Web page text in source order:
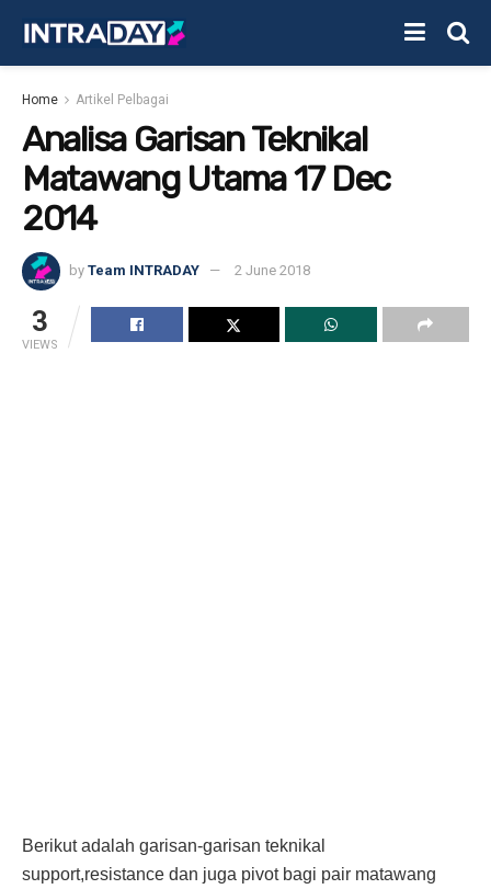
Home Artikel Pelbagai
Analisa Garisan Teknikal
Matawang Utama 17 Dec
2014
by Team INTRADAY 2 June 2018
3
VIEWS
Berikut adalah garisan-garisan teknikal
support,resistance dan juga pivot bagi pair matawang